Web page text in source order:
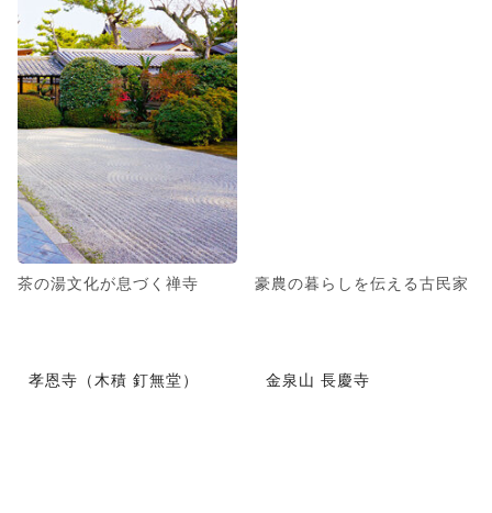
茶の湯文化が息づく禅寺 豪農の暮らしを伝える古民家
孝恩寺（木積 釘無堂） 金泉山 長慶寺